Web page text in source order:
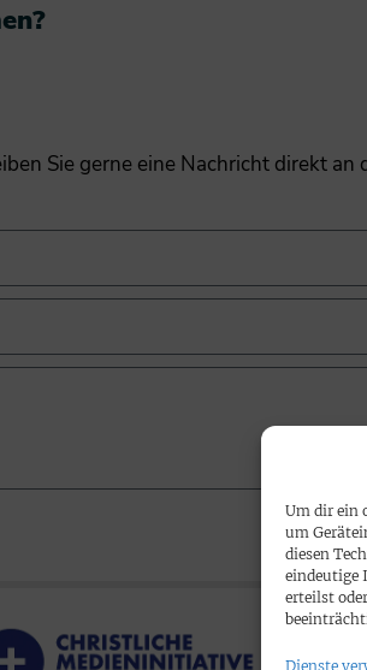
Um dir ein
um
diesen
eindeutige
erteilst
Dienste
Sie gerne eine Nachricht direkt an